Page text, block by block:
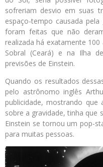
sofreriam desvio em suas
espaço-tempo causada
foram feitas que não
realizada há exatamente
Sobral (Ceará) e na Ilha
previsões de Einstein.
Quando os resultados
pelo astrônomo inglês
publicidade, mostrando
sobre a gravidade, tinha que
Einstein se tornou um pop-
para muitas pessoas.